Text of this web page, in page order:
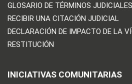
GLOSARIO DE TÉRMINOS JUDICIALES
RECIBIR UNA CITACIÓN JUDICIAL
DECLARACIÓN DE IMPACTO DE LA
RESTITUCIÓN
INICIATIVAS COMUNITARIAS